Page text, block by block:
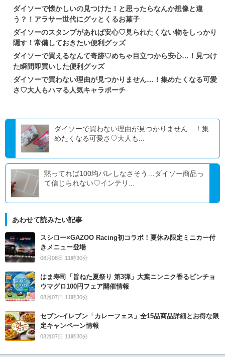
ダイソーで懐かしいの見つけた！と思ったらなんか想像と違
う？！アラサー世代にグッとくるお菓子
ダイソーのスタンプがあれば安心♡見られたくない物をしっかり
隠す！常備しておきたい便利グッズ
ダイソーで買えるなんて奇跡♡めちゃ目立つから安心…！見つけ
た瞬間即買いした便利グッズ
ダイソーで買わない理由が見つかりません…！集めたくなる可愛
さ♡大人もハマる人気キャラポーチ
ダイソーで買わない理由が見つかりません…！集
めたくなる可愛さ♡大人も...
黙ってれば100均バレしなさそう…ダイソー商品っ
て信じられない♡インテリ...
あわせて読みたい記事
スシロー×GAZOO Racing初コラボ！夏休み限定ミニカー付
きメニュー登場
08月08日 11時30分
はま寿司「旨ねた夏祭り 第3弾」大葉ニンニク香るビンチョ
ウマグロ100円フェア開催情報
08月07日 11時30分
セブン‐イレブン「カレーフェス」全15品商品詳細とお得な限
定キャンペーン情報
08月07日 11時30分